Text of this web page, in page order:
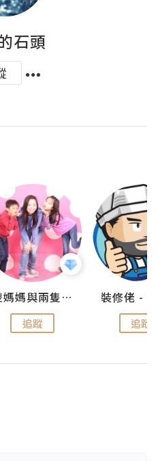
石頭
儍媽媽與兩隻小魔怪之家
追蹤 追蹤